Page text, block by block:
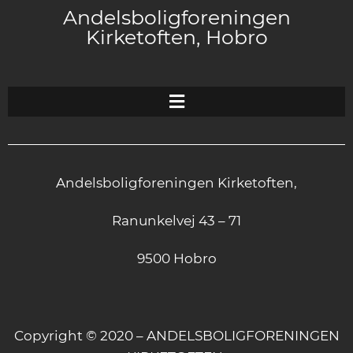
Andelsboligforeningen
Kirketoften, Hobro
Andelsboligforeningen Kirketoften,
Ranunkelvej 43 – 71
9500 Hobro
Copyright © 2020 – ANDELSBOLIGFORENINGEN